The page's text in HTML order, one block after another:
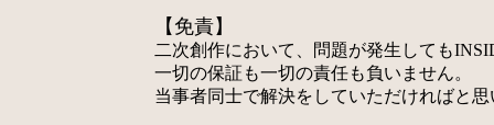
【免責】
二次創作において、問題が発生しても
一切の保証も一切の責任も負いません。
当事者同士で解決をしていただければと